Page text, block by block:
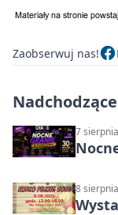
Zaobserwuj nas!
7
8